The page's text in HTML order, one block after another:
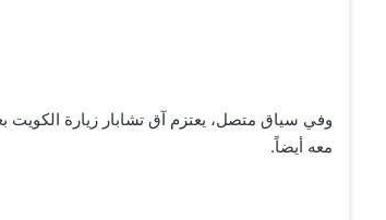
وفي سياق متصل، يعتزم آق تشابار زيارة الكويت
معه أيضاً.